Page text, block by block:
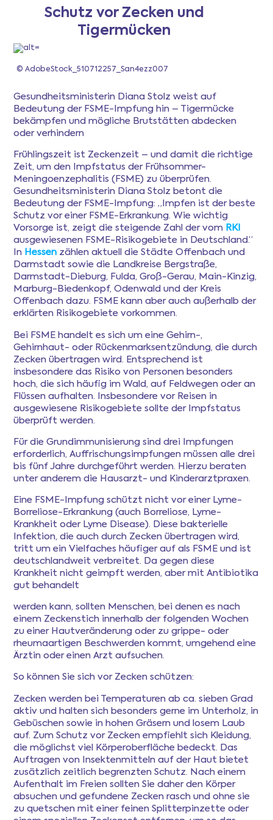
Newsletter
Anmeldung
Mitgliederbereich
Ferientipps
FAQ
Schutz vor Zecken und
Tigermücken
© AdobeStock_510712257_San4ezz007
Gesundheitsministerin Diana Stolz weist auf
Bedeutung der FSME-Impfung hin – Tigermücke
bekämpfen und mögliche Brutstätten abdecken
oder verhindern
Frühlingszeit ist Zeckenzeit – und damit die richtige
Zeit, um den Impfstatus der Frühsommer-
Meningoenzephalitis (FSME) zu überprüfen.
Gesundheitsministerin Diana Stolz betont die
Bedeutung der FSME-Impfung: „Impfen ist der beste
Schutz vor einer FSME-Erkrankung. Wie wichtig
Vorsorge ist, zeigt die steigende Zahl der vom RKI
ausgewiesenen FSME-Risikogebiete in Deutschland.“
In Hessen zählen aktuell die Städte Offenbach und
Darmstadt sowie die Landkreise Bergstraße,
Darmstadt-Dieburg, Fulda, Groß-Gerau, Main-Kinzig,
Marburg-Biedenkopf, Odenwald und der Kreis
Offenbach dazu. FSME kann aber auch außerhalb der
erklärten Risikogebiete vorkommen.
Bei FSME handelt es sich um eine Gehirn-,
Gehirnhaut- oder Rückenmarksentzündung, die durch
Zecken übertragen wird. Entsprechend ist
insbesondere das Risiko von Personen besonders
hoch, die sich häufig im Wald, auf Feldwegen oder an
Flüssen aufhalten. Insbesondere vor Reisen in
ausgewiesene Risikogebiete sollte der Impfstatus
überprüft werden.
Für die Grundimmunisierung sind drei Impfungen
erforderlich, Auffrischungsimpfungen müssen alle drei
bis fünf Jahre durchgeführt werden. Hierzu beraten
unter anderem die Hausarzt- und Kinderarztpraxen.
Eine FSME-Impfung schützt nicht vor einer Lyme-
Borreliose-Erkrankung (auch Borreliose, Lyme-
Krankheit oder Lyme Disease). Diese bakterielle
Infektion, die auch durch Zecken übertragen wird,
tritt um ein Vielfaches häufiger auf als FSME und ist
deutschlandweit verbreitet. Da gegen diese
Krankheit nicht geimpft werden, aber mit Antibiotika
gut behandelt
werden kann, sollten Menschen, bei denen es nach
einem Zeckenstich innerhalb der folgenden Wochen
zu einer Hautveränderung oder zu grippe- oder
rheumaartigen Beschwerden kommt, umgehend eine
Ärztin oder einen Arzt aufsuchen.
So können Sie sich vor Zecken schützen:
Zecken werden bei Temperaturen ab ca. sieben Grad
aktiv und halten sich besonders gerne im Unterholz, in
Gebüschen sowie in hohen Gräsern und losem Laub
auf. Zum Schutz vor Zecken empfiehlt sich Kleidung,
die möglichst viel Körperoberfläche bedeckt. Das
Auftragen von Insektenmitteln auf der Haut bietet
zusätzlich zeitlich begrenzten Schutz. Nach einem
Aufenthalt im Freien sollten Sie daher den Körper
absuchen und gefundene Zecken rasch und ohne sie
zu quetschen mit einer feinen Splitterpinzette oder